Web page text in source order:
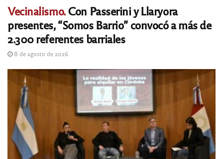
Vecinalismo.Con Passerini y Llaryora
presentes, “Somos Barrio” convocó a más de
2.300 referentes barriales
8 de agosto de 2026